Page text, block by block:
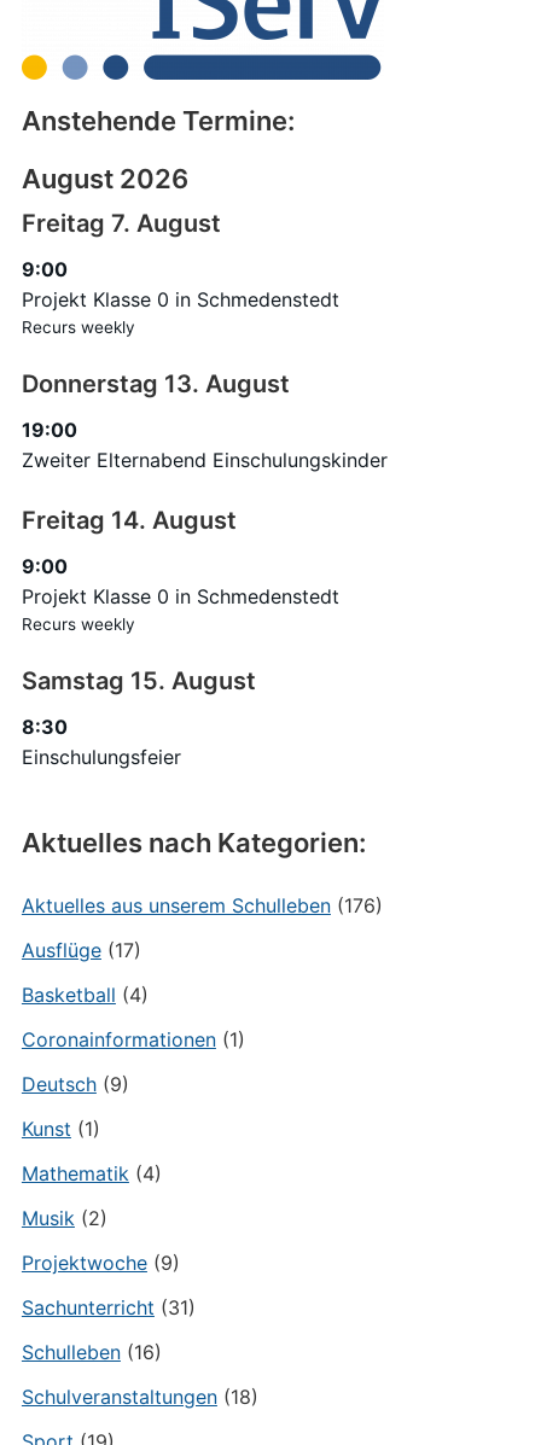
Anstehende Termine:
August 2026
Freitag 7. August
9:00
Projekt Klasse 0 in Schmedenstedt
Recurs weekly
Donnerstag 13. August
19:00
Zweiter Elternabend Einschulungskinder
Freitag 14. August
9:00
Projekt Klasse 0 in Schmedenstedt
Recurs weekly
Samstag 15. August
8:30
Einschulungsfeier
Aktuelles nach Kategorien:
Aktuelles aus unserem Schulleben(176)
Ausflüge(17)
Basketball (4)
Coronainformationen(1)
Deutsch(9)
Kunst (1)
Mathematik (4)
Musik (2)
Projektwoche(9)
Sachunterricht (31)
Schulleben(16)
Schulveranstaltungen(18)